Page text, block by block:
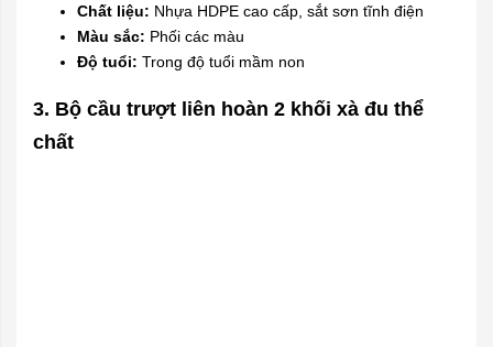
Chất liệu: Nhựa HDPE cao cấp, sắt sơn tĩnh điện
Màu sắc: Phối các màu
Độ tuổi: Trong độ tuổi mầm non
3. Bộ cầu trượt liên hoàn 2 khối xà đu thể
chất